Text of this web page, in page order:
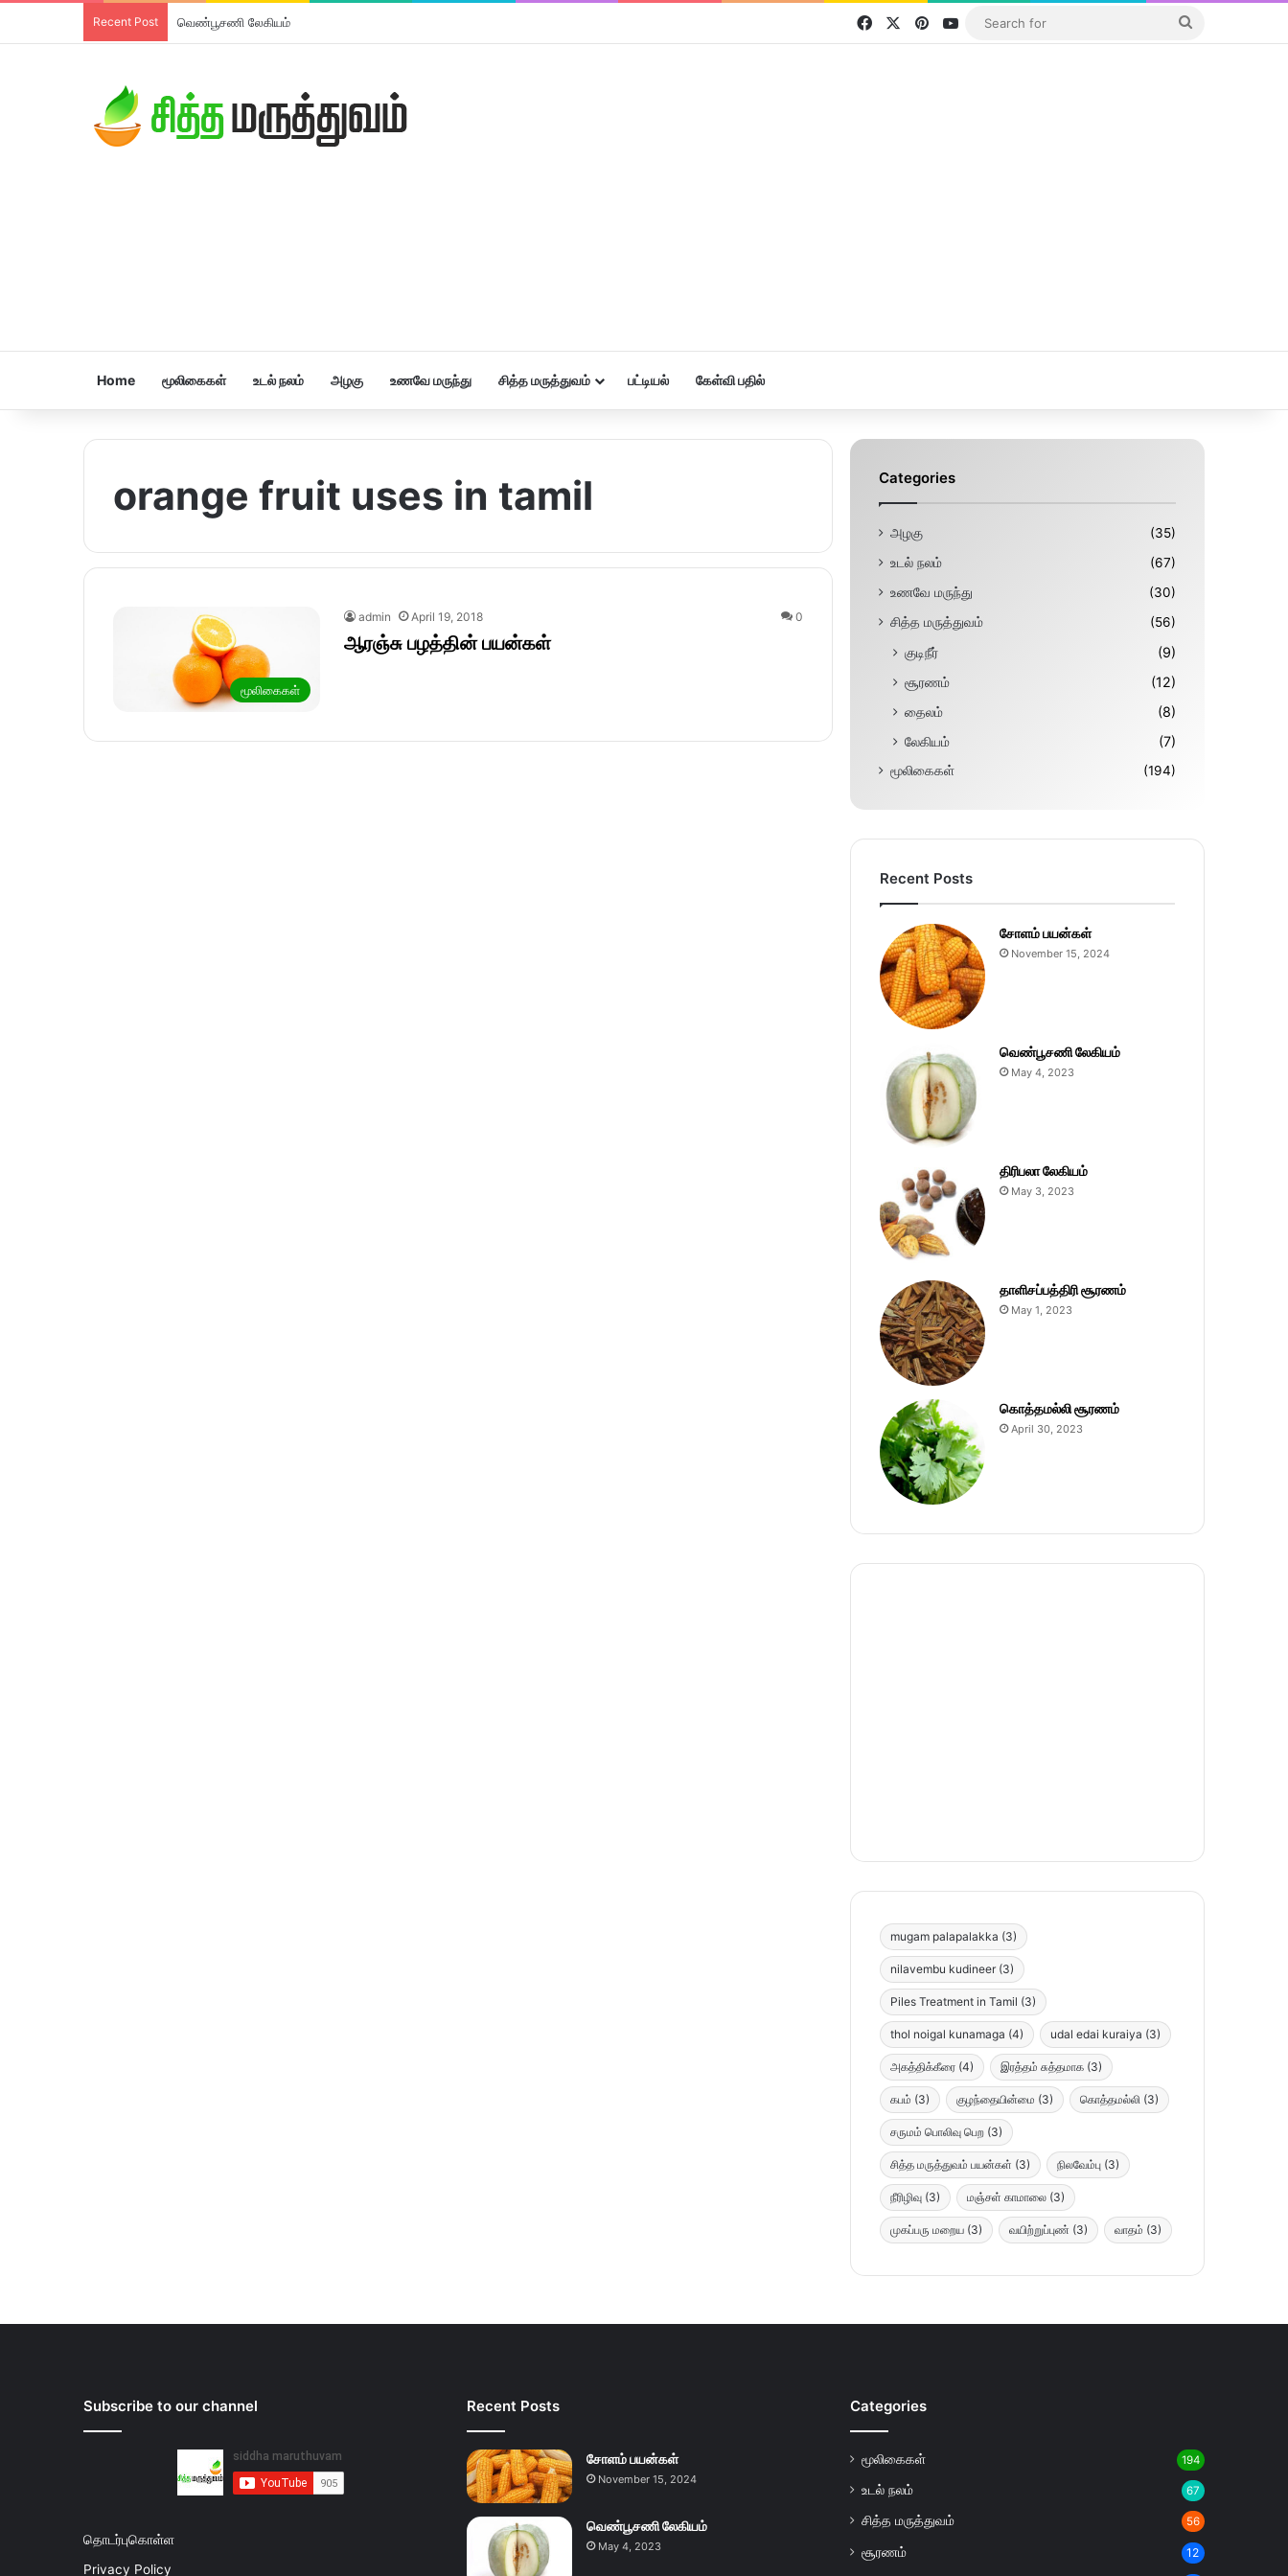
Recent Post வெண்பூசணி லேகியம் FacebookPinterestYouTube
Home மூலிகைகள் உடல் நலம் அழகு உணவே மருந்து சித்த மருத்துவம் பட்டியல் கேள்வி பதில்
orange fruit uses in tamil
மூலிகைகள்
admin April 19, 2018 0
ஆரஞ்சு பழத்தின் பயன்கள்
Categories
அழகு
(35)
உடல் நலம்
(67)
உணவே மருந்து
(30)
சித்த மருத்துவம்
(56)
குடிநீர்
(9)
சூரணம்
(12)
தைலம்
(8)
லேகியம்
(7)
மூலிகைகள் (194)
Recent Posts
சோளம் பயன்கள்
November 15, 2024
வெண்பூசணி லேகியம்
May 4, 2023
திரிபலா லேகியம்
May 3, 2023
தாளிசப்பத்திரி சூரணம்
May 1, 2023
கொத்தமல்லி சூரணம்
April 30, 2023
mugam palapalakka (3)
nilavembu kudineer (3)
Piles Treatment in Tamil (3)
thol noigal kunamaga (4) udal edai kuraiya (3)
அகத்திக்கீரை (4) இரத்தம் சுத்தமாக (3)
கபம் (3) குழந்தையின்மை (3) கொத்தமல்லி (3)
சருமம் பொலிவு பெற (3)
சித்த மருத்துவம் பயன்கள் (3) நிலவேம்பு (3)
நீரிழிவு (3) மஞ்சள் காமாலை (3)
முகப்பரு மறைய (3) வயிற்றுப்புண் (3) வாதம் (3)
Subscribe to our channel
தொடர்புகொள்ள
Privacy Policy
Recent Posts
சோளம் பயன்கள்
November 15, 2024
வெண்பூசணி லேகியம்
May 4, 2023
Categories
மூலிகைகள் 194
உடல் நலம் 67
சித்த மருத்துவம் 56
சூரணம் 12